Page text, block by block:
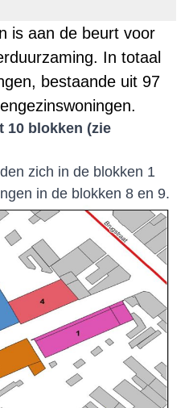
is aan de beurt voor
In totaal
bestaande uit 97
10 blokken (zie
zich in de blokken 1
in de blokken 8 en 9.